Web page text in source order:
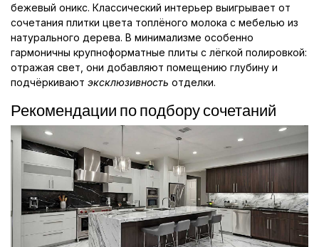
бежевый оникс. Классический интерьер выигрывает от
сочетания плитки цвета топлёного молока с мебелью из
натурального дерева. В минимализме особенно
гармоничны крупноформатные плиты с лёгкой полировкой:
отражая свет, они добавляют помещению глубину и
подчёркивают эксклюзивность отделки.
Рекомендации по подбору сочетаний